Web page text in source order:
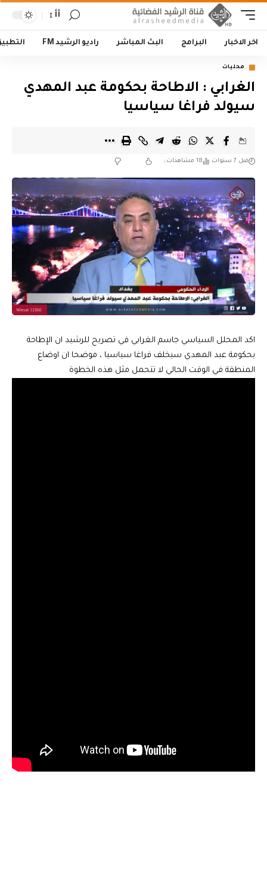
أأ
اخر الاخبار البرامج البث المباشر راديو الرشيد FM
محليات
الغرابي : الاطاحة بحكومة عبد المهدي
سيولد فراغا سياسيا
قبل 7 سنوات 18 مشاهدات
اكد المحلل السياسي جاسم الغرابي في تصريح للرشيد ان الإطاحة
بحكومة عبد المهدي سيخلف فراغا سياسيا ، موضحا ان اوضاع
المنطقة في الوقت الحالي لا تتحمل مثل هذه الخطوة